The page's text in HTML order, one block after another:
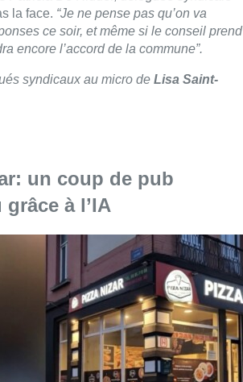
l'article "Pizza Nizar: un coup de
Midi: les visiteurs au
grâce à la météo